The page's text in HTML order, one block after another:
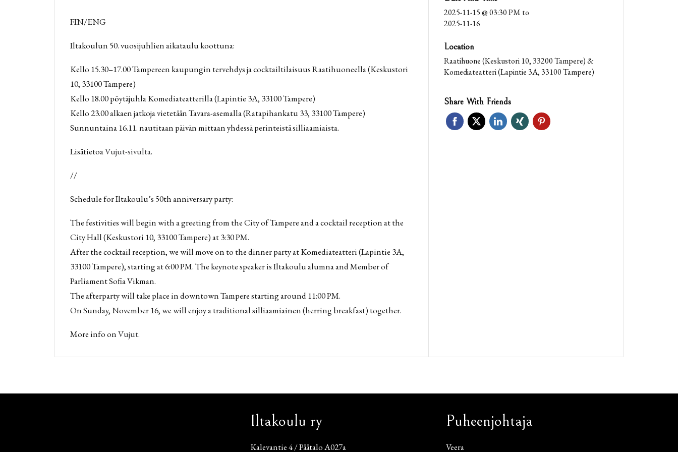
FIN/ENG
Iltakoulun 50. vuosijuhlien aikataulu koottuna:
Kello 15.30–17.00 Tampereen kaupungin tervehdys ja cocktailtilaisuus Raatihuoneella (Keskustori
10, 33100 Tampere)
Kello 18.00 pöytäjuhla Komediateatterilla (Lapintie 3A, 33100 Tampere)
Kello 23.00 alkaen jatkoja vietetään Tavara-asemalla (Ratapihankatu 33, 33100 Tampere)
Sunnuntaina 16.11. nautitaan päivän mittaan yhdessä perinteistä silliaamiaista.
LisätietoaVujut-sivulta.
//
Schedule for Iltakoulu’s 50th anniversary party:
The festivities will begin with a greeting from the City of Tampere and a cocktail reception at the
City Hall (Keskustori 10, 33100 Tampere) at 3:30 PM.
After the cocktail reception, we will move on to the dinner party at Komediateatteri (Lapintie 3A,
33100 Tampere), starting at 6:00 PM. The keynote speaker is Iltakoulu alumna and Member of
Parliament Sofia Vikman.
The afterparty will take place in downtown Tampere starting around 11:00 PM.
On Sunday, November 16, we will enjoy a traditional silliaamiainen (herring breakfast) together.
More info onVujut.
2025-11-15 @ 03:30 PM to
2025-11-16
Location
Raatihuone (Keskustori 10, 33200 Tampere) &
Komediateatteri (Lapintie 3A, 33100 Tampere)
Share With Friends
Iltakoulu ry
Kalevantie 4 / Päätalo A027a
Puheenjohtaja
Veera